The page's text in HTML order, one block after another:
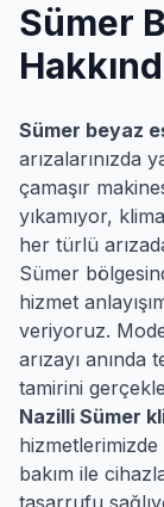
Sümer
Sümer beyaz
arızalarınızda
çamaşır
yıkamıyor,
her türlü
Sümer
hizmet
veriyoruz.
arızayı
tamirini
Nazilli Sümer
hizmetlerimizde
bakım ile
tasarrufu